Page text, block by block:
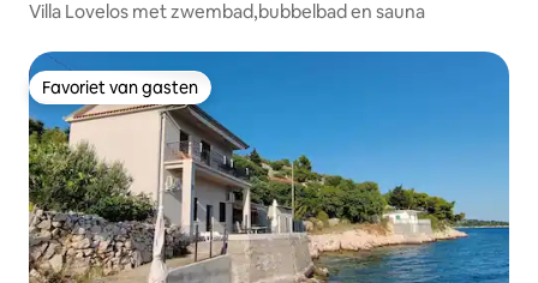
Villa Lovelos met zwembad,bubbelbad en sauna
Favoriet van gasten
Favoriet van gasten